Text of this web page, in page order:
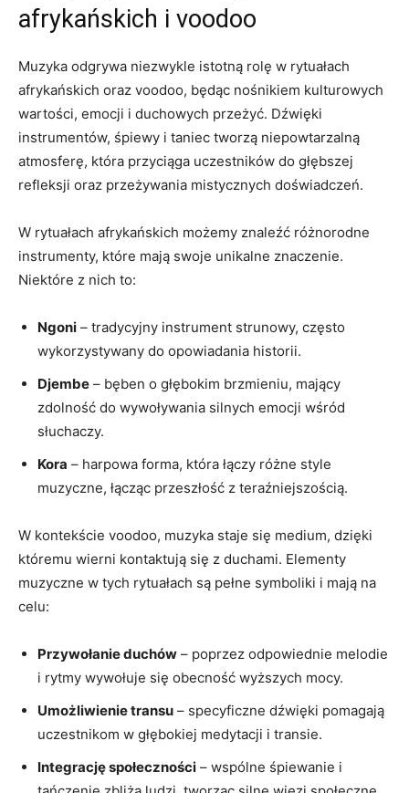
afrykańskich i voodoo
Muzyka odgrywa niezwykle istotną rolę w rytuałach
afrykańskich oraz voodoo, będąc nośnikiem kulturowych
wartości, emocji i duchowych przeżyć. Dźwięki
instrumentów, śpiewy i taniec tworzą niepowtarzalną
atmosferę, która przyciąga uczestników do głębszej
refleksji oraz przeżywania mistycznych doświadczeń.
W rytuałach afrykańskich możemy znaleźć różnorodne
instrumenty, które mają swoje unikalne znaczenie.
Niektóre z nich to:
Ngoni – tradycyjny instrument strunowy, często
wykorzystywany do opowiadania historii.
Djembe – bęben o głębokim brzmieniu, mający
zdolność do wywoływania silnych emocji wśród
słuchaczy.
Kora – harpowa forma, która łączy różne style
muzyczne, łącząc przeszłość z teraźniejszością.
W kontekście voodoo, muzyka staje się medium, dzięki
któremu wierni kontaktują się z duchami. Elementy
muzyczne w tych rytuałach są pełne symboliki i mają na
celu:
Przywołanie duchów – poprzez odpowiednie melodie
i rytmy wywołuje się obecność wyższych mocy.
Umożliwienie transu – specyficzne dźwięki pomagają
uczestnikom w głębokiej medytacji i transie.
Integrację społeczności – wspólne śpiewanie i